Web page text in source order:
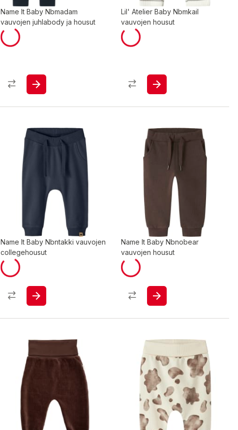
Name It Baby Nbmadam
vauvojen juhlabody ja housut
Lil' Atelier Baby Nbmkail
vauvojen housut
Name It Baby Nbntakki vauvojen
collegehousut
Name It Baby Nbnobear
vauvojen housut